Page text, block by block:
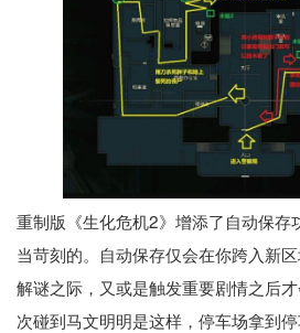
重制版《生化危机2》增添了自动保存
当苛刻的。自动保存仅会在你跨入新
解谜之际，又或是触发重要剧情之后
次碰到马文明明是这样，停车场拿到